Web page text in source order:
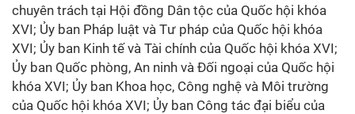
chuyên trách tại Hội đồng Dân tộc của Quốc hội khóa
XVI; Ủy ban Pháp luật và Tư pháp của Quốc hội khóa
XVI; Ủy ban Kinh tế và Tài chính của Quốc hội khóa XVI;
Ủy ban Quốc phòng, An ninh và Đối ngoại của Quốc hội
khóa XVI; Ủy ban Khoa học, Công nghệ và Môi trường
của Quốc hội khóa XVI; Ủy ban Công tác đại biểu của